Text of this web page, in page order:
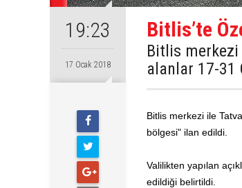
19:23
17 Ocak 2018
Bitlis’te
Bitlis merkezi
alanlar 17-
Bitlis merkezi ile
bölgesi" ilan edildi.
Valilikten yapılan
edildiği belirtildi.